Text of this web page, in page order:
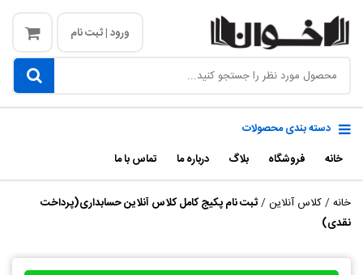
ورود | ثبت نام
دسته بندی محصولات
خانه
فروشگاه بلاگ درباره ما تماس با ما
خانه/کلاس آنلاین/ثبت نام پکیج کامل کلاس آنلاین حسابداری(پرداخت
نقدی)